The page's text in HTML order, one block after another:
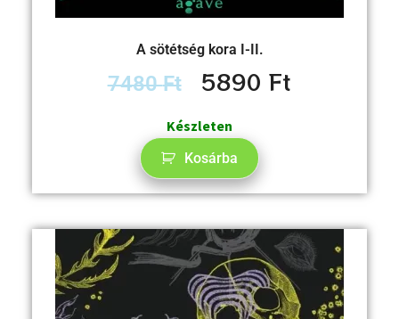
A sötétség kora I-II.
7480Ft 5890Ft
Készleten
Kosárba